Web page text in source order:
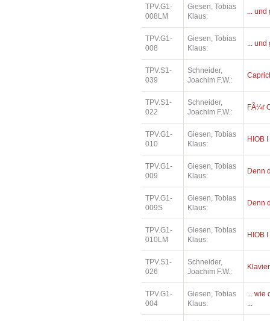
TPV.G1-
008LM
Giesen, Tobias
Klaus:
...
TPV.G1-
008
Giesen, Tobias
Klaus:
...
TPV.S1-
039
Schneider,
Joachim F.W.:
TPV.S1-
022
Schneider,
Joachim F.W.:
FÃ¼r
TPV.G1-
010
Giesen, Tobias
Klaus:
HIOB I
TPV.G1-
009
Giesen, Tobias
Klaus:
Denn
TPV.G1-
009S
Giesen, Tobias
Klaus:
Denn
TPV.G1-
010LM
Giesen, Tobias
Klaus:
HIOB I
TPV.S1-
026
Schneider,
Joachim F.W.:
TPV.G1-
004
Giesen, Tobias
Klaus:
... wie
...